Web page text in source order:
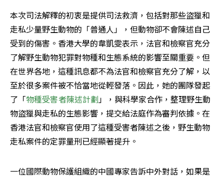
本次司法解釋的初衷是提供司法救濟，包括對那些盜獵和
走私少量野生動物的「普通人」，但動物卻不會陳述自己
受到的傷害。香港大學的韋凱雯表示，法官和檢察官充分
了解野生動物犯罪對物種和生態系統的影響至關重要。但
在世界各地，這種訊息都不為法官和檢察官充分了解，以
至於很多案件被不恰當地從輕發落。因此，她的團隊發起
了「物種受害者陳述計劃」，與科學家合作，整理野生動
物盜獵與走私的生態影響，提交給法庭作為審判依據。在
香港法官和檢察官使用了這種受害者陳述之後，野生動物
走私案件的定罪量刑已經顯著提升。
一位國際動物保護組織的中國專家告訴中外對話，如果是